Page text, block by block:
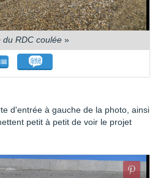
du RDC coulée»
d'entrée à gauche de la photo, ainsi
petit à petit de voir le projet